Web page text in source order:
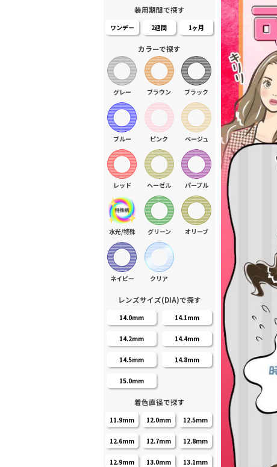
装用期間で探す
ワンデー 2週間 1ヶ月
カラーで探す
グレー ブラウン ブラック
ブルー ピンク ベージュ
レッド ヘーゼル パープル
水光/特殊 グリーン オリーブ
ネイビー クリア
レンズサイズ(DIA)で探す
14.0mm 14.1mm
14.2mm 14.4mm
14.5mm 14.8mm
15.0mm
着色直径で探す
11.9mm 12.0mm 12.5mm
12.6mm 12.7mm 12.8mm
12.9mm 13.0mm 13.1mm